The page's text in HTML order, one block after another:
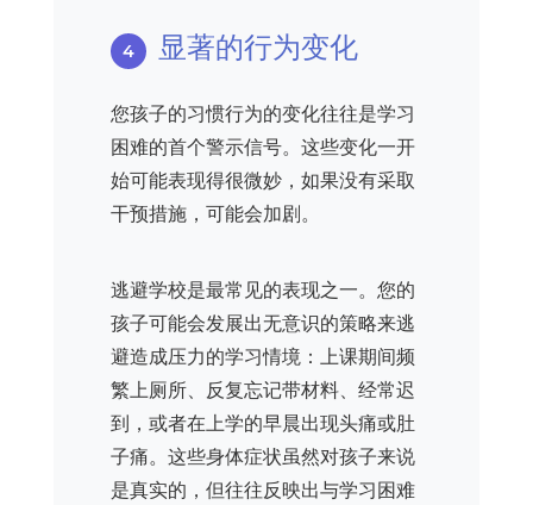
显著的行为变化
您孩子的习惯行为的变化往往是学习
困难的首个警示信号。这些变化一开
始可能表现得很微妙，如果没有采取
干预措施，可能会加剧。
逃避学校是最常见的表现之一。您的
孩子可能会发展出无意识的策略来逃
避造成压力的学习情境：上课期间频
繁上厕所、反复忘记带材料、经常迟
到，或者在上学的早晨出现头痛或肚
子痛。这些身体症状虽然对孩子来说
是真实的，但往往反映出与学习困难